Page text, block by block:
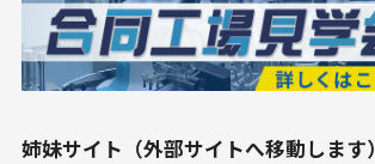
姉妹サイト（外部サイトへ移動します）